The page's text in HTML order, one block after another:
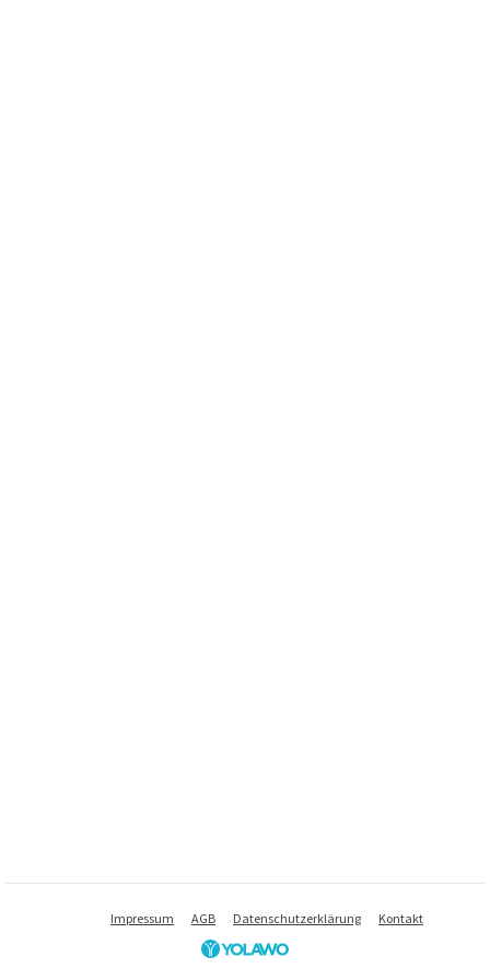
Impressum AGB Datenschutzerklärung Kontakt